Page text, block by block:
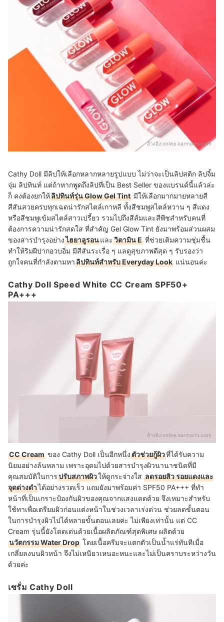
อ้างอิง:online.karmarts.com
Cathy Doll มีลิปให้เลือกหลากหลายรูปแบบ ไม่ว่าจะเป็นลิปสติก ลิปจิ้ม
จุ่ม ลิปทินท์ แต่ถ้าหากพูดถึงลิปที่เป็น Best Seller ของแบรนด์นี้แล้วล่ะ
ก็ คงต้องยกให้ลิปทินท์รุ่น Glow Gel Tint มีให้เลือกมากมายหลายสี
สีสันสวยครบทุกเฉดน่ารักสไตล์เกาหลี ทั้งสีชมพูสไตล์หวาน ๆ สีแดง
หรือสีชมพูเข้มสไตล์สาวเปรี้ยว รวมไปถึงสีส้มและสีพีชสำหรับคนที่
ต้องการความน่ารักสดใส ที่สำคัญ Gel Glow Tint ยังมาพร้อมส่วนผสม
ของสารบำรุงอย่างไฮยาลูรอนและวิตามิน E ที่ช่วยเติมความชุ่มชื้น
ทำให้ริมฝีปากอวบอิ่ม มีสีสันระเรื่อ ๆ แลดูสุขภาพดีสุด ๆ รับรองว่า
ถูกใจคนที่กำลังตามหาลิปทินท์สำหรับ Everyday Look แน่นอนค่ะ
Cathy Doll Speed White CC Cream SPF50+
PA+++
อ้างอิง:online.karmarts.com
CC Cream ของ Cathy Doll เป็นอีกหนึ่งตัวช่วยกู้ผิวที่ได้รับความ
นิยมอย่างล้นหลาม เพราะอุดมไปด้วยสารบำรุงผิวนานาชนิดที่มี
คุณสมบัติในการปรับสภาพผิวให้ดูกระจ่างใส ลดรอยสิว รอยแดงและ
จุดด่างดำได้อย่างรวดเร็ว แถมยังมาพร้อมค่า SPF50 PA+++ ที่ทำ
หน้าที่เป็นเกราะป้องกันผิวของคุณจากแสงแดดด้วย จึงเหมาะสำหรับ
ใช้ทาเพื่อเตรียมผิวก่อนแต่งหน้าในช่วงเวลาเร่งด่วน ช่วยลดขั้นตอน
ในการบำรุงผิวไปได้หลายขั้นตอนเลยค่ะ ไม่เพียงเท่านั้น แต่ CC
Cream รุ่นนี้ยังโดดเด่นด้วยเนื้อผลิตภัณฑ์สุดพิเศษ ผลิตด้วย
นวัตกรรม Water Drop โดยเนื้อครีมจะแตกตัวเป็นน้ำแร่ทันทีเมื่อ
เกลี่ยลงบนผิวหน้า จึงไม่เหนียวเหนอะหนะและไม่เป็นคราบระหว่างวัน
ด้วยค่ะ
เซรั่ม Cathy Doll